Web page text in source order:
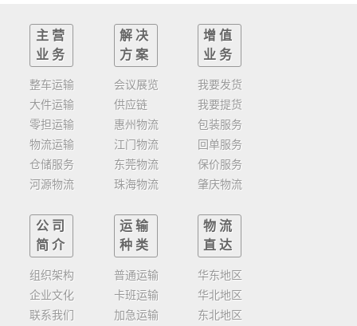
主营
业务
整车运输
大件运输
零担运输
物流运输
仓储服务
河源物流
解决
方案
会议展览
供应链
惠州物流
江门物流
东莞物流
珠海物流
增值
业务
我要发货
我要提货
包装服务
回单服务
保价服务
肇庆物流
公司
简介
组织架构
企业文化
联系我们
运输
种类
普通运输
卡班运输
加急运输
物流
直达
华东地区
华北地区
东北地区